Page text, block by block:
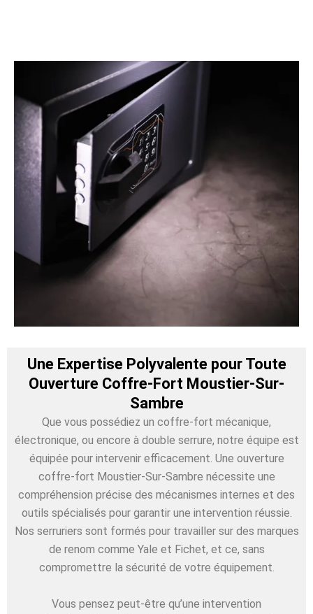
Une Expertise Polyvalente pour Toute
Ouverture Coffre-Fort Moustier-Sur-
Sambre
Que vous possédiez un coffre-fort mécanique,
électronique, ou encore à double serrure, notre équipe est
équipée pour intervenir efficacement. Une ouverture
coffre-fort Moustier-Sur-Sambre nécessite une
compréhension précise des mécanismes internes et des
outils spécialisés pour garantir une intervention réussie.
Nos serruriers sont formés pour travailler sur des marques
de renom comme Yale et Fichet, et ce, sans
compromettre la sécurité de votre équipement.
Vous pensez peut-être qu’une intervention